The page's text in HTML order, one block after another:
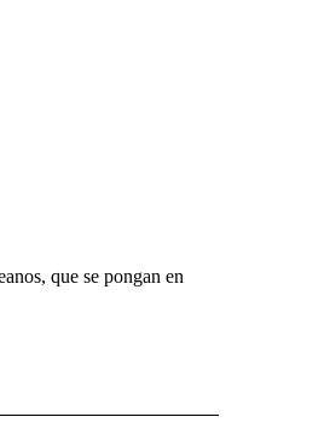
que se pongan en